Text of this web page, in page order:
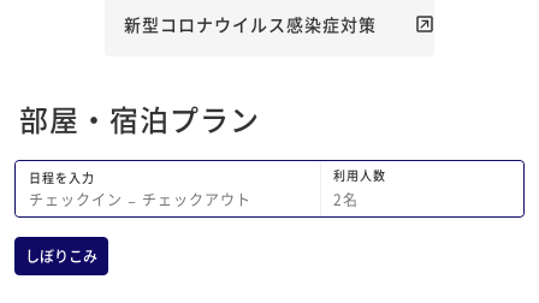
ようと思っていたので非常に残念がって
新型コロナウイルス感染症対策
部屋・宿泊プラン
日程を入力
チェックイン − チェックアウト
利用人数
2名
しぼりこみ